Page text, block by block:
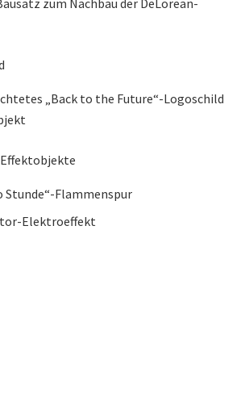
„Back to the Future“-Logoschild
Stunde“-Flammenspur
Elektroeffekt